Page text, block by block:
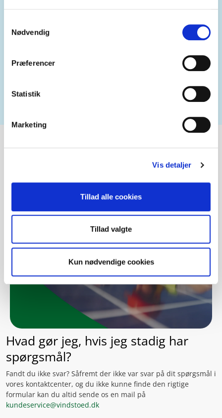
Nødvendig
Præferencer
Statistik
Marketing
Vis detaljer
Tillad alle cookies
Tillad valgte
Kun nødvendige cookies
Hvad gør jeg, hvis jeg stadig har
spørgsmål?
Fandt du ikke svar? Såfremt der ikke var svar på dit spørgsmål i
vores kontaktcenter, og du ikke kunne finde den rigtige
formular kan du altid sende os en mail på
kundeservice@vindstoed.dk